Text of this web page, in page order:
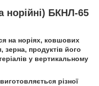
норійні) БКНЛ-65
на норіях, ковшових
зерна, продуктів його
у вертикальному
різної